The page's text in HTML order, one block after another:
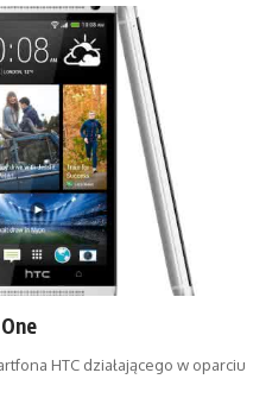
HTC działającego w oparciu